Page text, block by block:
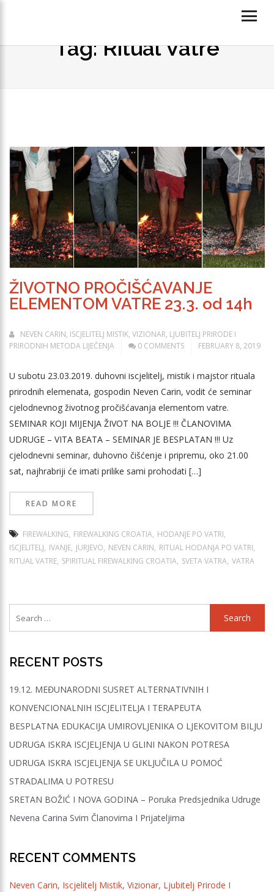
Tag: Ritual Vatre
ŽIVOTNO PROČIŠĆAVANJE
ELEMENTOM VATRE 23.3. od 14h
NEVEN CARIN, ISCJELITELJ MISTIK, VIZIONAR, LJUBITELJ PRIRODE I
PRIRODNIH METODA LIJEČENJA
0 COMMENTS FEBRUARY 8, 2019
U subotu 23.03.2019. duhovni iscjelitelj, mistik i majstor rituala
prirodnih elemenata, gospodin Neven Carin, vodit će seminar
cjelodnevnog životnog pročišćavanja elementom vatre.
SEMINAR KOJI MIJENJA ŽIVOT NA BOLJE !!! ČLANOVIMA
UDRUGE – VITA BEATA – SEMINAR JE BESPLATAN !!! Uz
cjelodnevni seminar, duhovno čišćenje i pripremu, oko 21.00
sat, najhrabriji će imati prilike sami prohodati […]
READ MORE
FIREWALKING FIREWALKING CROATIA HODANJE PO VATRI
ISCJELITELJ IVANJE JURJEVO NEVEN CARIN RITUAL HODANJA PO VATRI
RITUAL VATRE SPIRITUAL FIREWALKING CROATIA SVETA VATRA VATRA
for:
RECENT POSTS
19.12. MEĐUNARODNI SUSRET ALTERNATIVNIH I
KONVENCIONALNIH ISCJELITELJA I TERAPEUTA
BESPLATNA EDUKACIJA UMIROVLJENIKA O LJEKOVITOM BILJU
UDRUGA ISKRA ISCJELJENJA U GLINI NAKON POTRESA
UDRUGA ISKRA ISCJELJENJA SE UKLJUČILA U POMOĆ
STRADALIMA U POTRESU
SRETAN BOŽIĆ I NOVA GODINA – Poruka Predsjednika Udruge
Nevena Carina Svim Članovima I Prijateljima
RECENT COMMENTS
Neven Carin, Iscjelitelj Mistik, Vizionar, Ljubitelj Prirode I